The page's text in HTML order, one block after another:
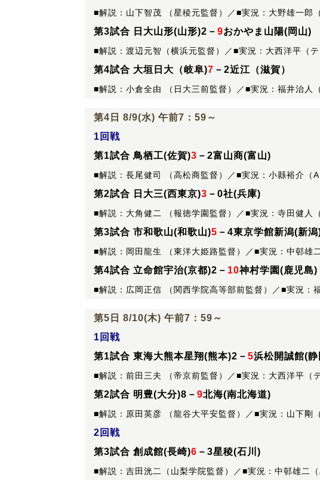
■解説：山下智茂 （星稜元監督）／■実況：大野雄一郎
第3試合 日大山形(山形)2－ 9おかやま山陽(岡山)
■解説：渡辺元智（横浜元監督）／■実況：大西洋平（テ
第4試合 大垣日大（岐阜)7 －2近江（滋賀）
■解説：小倉全由 （日大三前監督）／■実況：福井治人
第4日 8/9(水) 午前7：59～
1回戦
第1試合 鳥栖工(佐賀)3 －2富山商(富山)
■解説：長尾健司 （高松商監督）／■実況：小縣裕介（
第2試合 日大三(西東京)3 －0社(兵庫)
■解説：大角健二 （報徳学園監督）／■実況：寺田健人
第3試合 市和歌山(和歌山)5 －4東京学館新潟(新潟
■解説：岡田龍生 （東洋大姫路監督）／■実況：中邨雄
第4試合 立命館宇治(京都)2－ 10神村学園(鹿児島)
■解説：広岡正信 （関西学院高等部前監督）／■実況：
第5日 8/10(木) 午前7：59～
1回戦
第1試合 東海大熊本星翔(熊本)2－ 5浜松開誠館(静
■解説：前田三夫 （帝京前監督）／■実況：大西洋平（
第2試合 明豊(大分)8－ 9北海(南北海道)
■解説：原田英彦 （龍谷大平安監督）／■実況：山下剛
2回戦
第3試合 創成館(長崎)6 －3星稜(石川)
■解説：吉田洸二（山梨学院監督）／■実況：中邨雄二（